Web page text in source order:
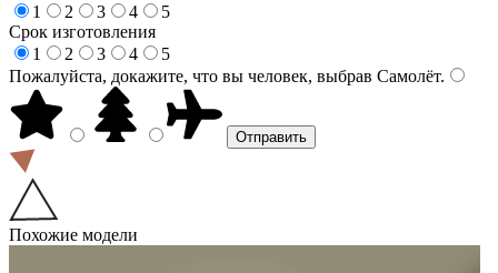
1
2 3 4
5
Срок изготовления
1
2 3 4
5
Пожалуйста, докажите, что вы человек, выбрав Самолёт.
Похожие модели